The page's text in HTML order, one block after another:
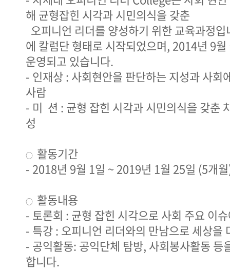
해 균형잡힌 시각과 시민의식을 갖춘
오피니언 리더를 양성하기 위한 교육과정
에 칼럼단 형태로 시작되었으며, 2014년 9
운영되고 있습니다.
- 인재상 : 사회현안을 판단하는 지성과 사회
사람
- 미 션 : 균형 잡힌 시각과 시민의식을 갖춘
성
○ 활동기간
- 2018년 9월 1일 ~ 2019년 1월 25일 (5개
○ 활동내용
- 토론회 : 균형 잡힌 시각으로 사회 주요 이
- 특강 : 오피니언 리더와의 만남으로 세상을
- 공익활동: 공익단체 탐방, 사회봉사활동 등
합니다.